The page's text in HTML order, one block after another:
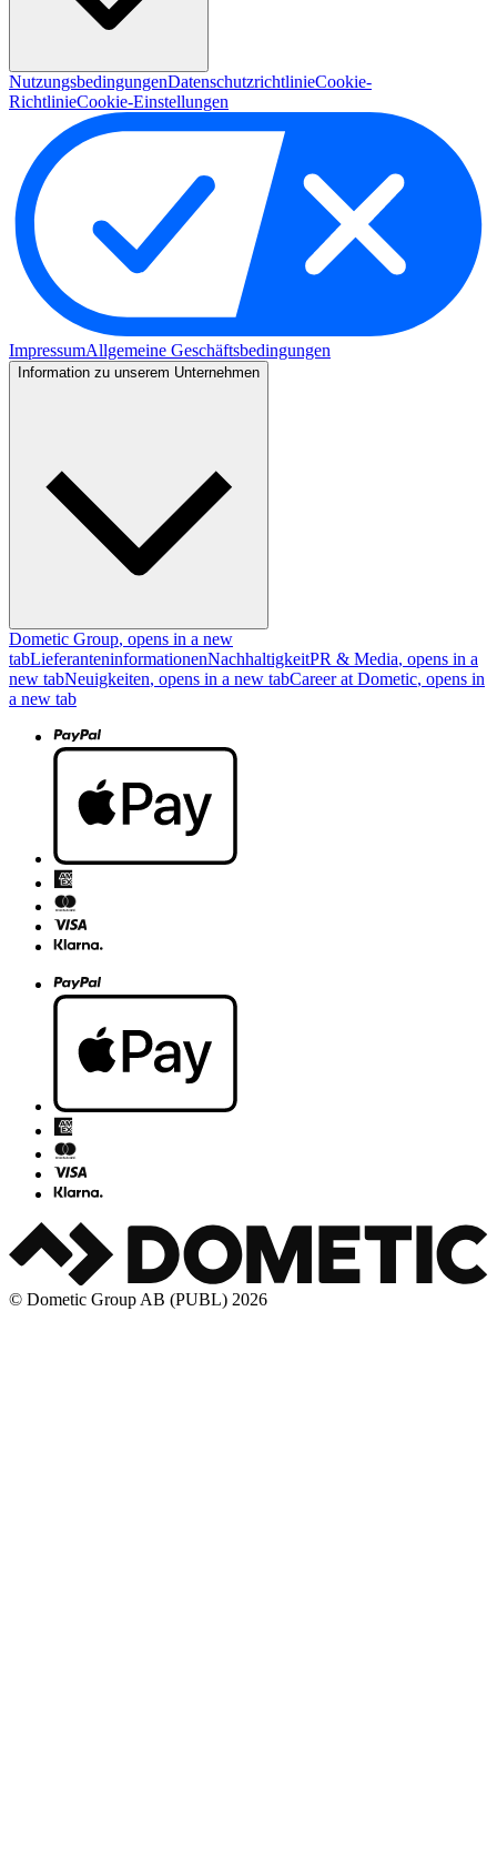
NutzungsbedingungenDatenschutzrichtlinieCookie-
RichtlinieCookie-Einstellungen
ImpressumAllgemeine Geschäftsbedingungen
Information zu unserem Unternehmen
Dometic Group, opens in a new
tabLieferanteninformationenNachhaltigkeitPR & Media, opens in a
new tabNeuigkeiten, opens in a new tabCareer at Dometic, opens in
a new tab
© Dometic Group AB (PUBL) 2026